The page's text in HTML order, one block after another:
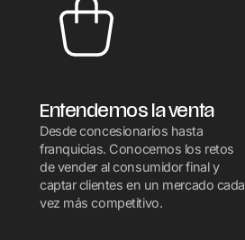
Entendemos la venta
Desde concesionarios hasta
franquicias. Conocemos los retos
de vender al consumidor final y
captar clientes en un mercado cada
vez más competitivo.